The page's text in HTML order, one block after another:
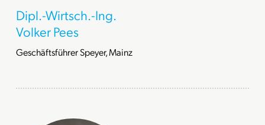
Dipl.-Wirtsch.-Ing.
Volker Pees
Geschäftsführer Speyer, Mainz